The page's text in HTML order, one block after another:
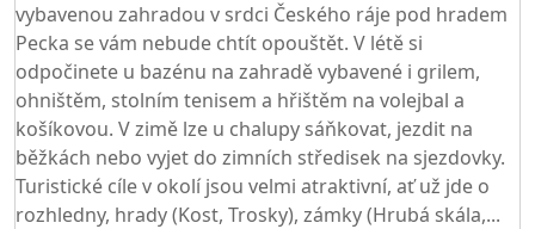
vybavenou zahradou v srdci Českého ráje pod hradem
Pecka se vám nebude chtít opouštět. V létě si
odpočinete u bazénu na zahradě vybavené i grilem,
ohništěm, stolním tenisem a hřištěm na volejbal a
košíkovou. V zimě lze u chalupy sáňkovat, jezdit na
běžkách nebo vyjet do zimních středisek na sjezdovky.
Turistické cíle v okolí jsou velmi atraktivní, ať už jde o
rozhledny, hrady (Kost, Trosky), zámky (Hrubá skála,...